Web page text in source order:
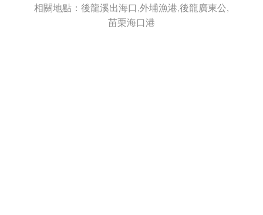
相關地點：後龍溪出海口,外埔漁港,後龍廣東公,
苗栗海口港